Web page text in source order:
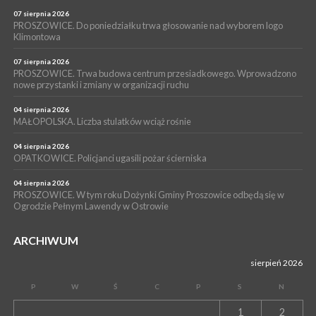
Pałecznicy będą obsługiwani w Proszowicach
WYDARZENIA
PROSZOWICE. W parku Warsztaty Edukacyjno-Przyrodnicze
NOC CIEM
15 lipca 2026
PROSZOWICE. Już za tydzień kolejne zajęcia z cyklu „Wakacyjne
07 sierpnia 2026
PROSZOWICE. Do poniedziałku trwa głosowanie nad wyborem logo
Klimontowa
07 sierpnia 2026
PROSZOWICE. Trwa budowa centrum przesiadkowego. Wprowadzono
nowe przystanki i zmiany w organizacji ruchu
04 sierpnia 2026
MAŁOPOLSKA. Liczba stulatków wciąż rośnie
04 sierpnia 2026
OPATKOWICE. Policjanci ugasili pożar ścierniska
04 sierpnia 2026
PROSZOWICE. W tym roku Dożynki Gminy Proszowice odbędą się w
Ogrodzie Pełnym Lawendy w Ostrowie
ARCHIWUM
sierpień 2026
P W Ś C P S N
1 2